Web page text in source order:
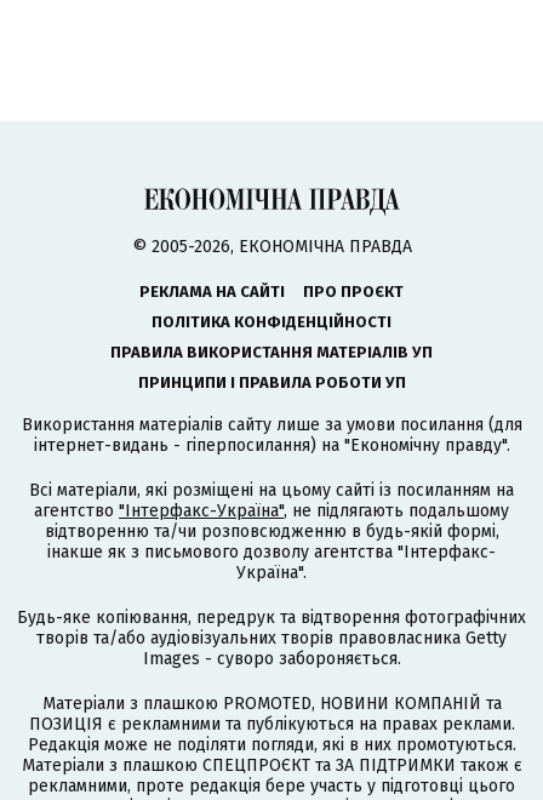
© 2005-2026, ЕКОНОМІЧНА ПРАВДА
РЕКЛАМА НА САЙТІ
ПРО ПРОЄКТ
ПОЛІТИКА КОНФІДЕНЦІЙНОСТІ
ПРАВИЛА ВИКОРИСТАННЯ МАТЕРІАЛІВ УП
ПРИНЦИПИ І ПРАВИЛА РОБОТИ УП
Використання матеріалів сайту лише за умови посилання (для
інтернет-видань - гіперпосилання) на "Економічну правду".
Всі матеріали, які розміщені на цьому сайті із посиланням на
агентство "Інтерфакс-Україна", не підлягають подальшому
відтворенню та/чи розповсюдженню в будь-якій формі,
інакше як з письмового дозволу агентства "Інтерфакс-
Україна".
Будь-яке копіювання, передрук та відтворення фотографічних
творів та/або аудіовізуальних творів правовласника Getty
Images - суворо забороняється.
Матеріали з плашкою PROMOTED, НОВИНИ КОМПАНІЙ та
ПОЗИЦІЯ є рекламними та публікуються на правах реклами.
Редакція може не поділяти погляди, які в них промотуються.
Матеріали з плашкою СПЕЦПРОЄКТ та ЗА ПІДТРИМКИ також є
рекламними, проте редакція бере участь у підготовці цього